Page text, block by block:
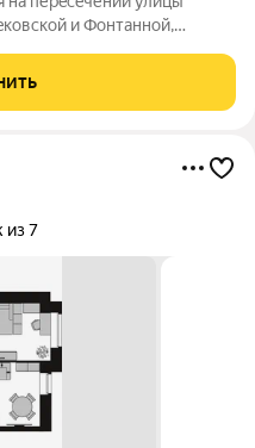
и Фонтанной,
дoбpaться как дo
из 7